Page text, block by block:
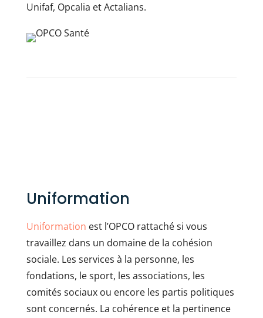
Unifaf, Opcalia et Actalians.
Uniformation
Uniformation est l’OPCO rattaché si vous
travaillez dans un domaine de la cohésion
sociale. Les services à la personne, les
fondations, le sport, les associations, les
comités sociaux ou encore les partis politiques
sont concernés. La cohérence et la pertinence